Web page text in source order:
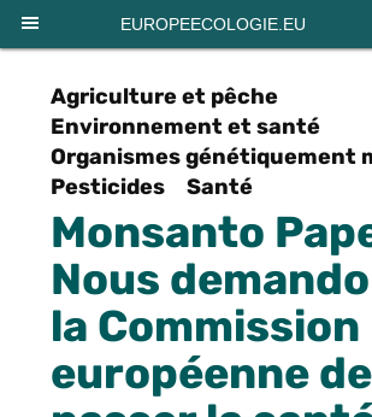
EUROPEECOLOGIE.EU
Agriculture et pêche
Environnement et santé
Organismes génétiquement
Pesticides
Santé
Monsanto
Nous
la Commission
européenne